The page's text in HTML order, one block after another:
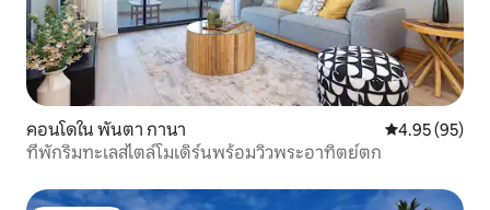
คอนโดใน พันตา กานา คะแนนเฉลี่ย
4.95 (95)
ที่พักริมทะเลสไตล์โมเดิร์นพร้อมวิวพระอาทิตย์ตก